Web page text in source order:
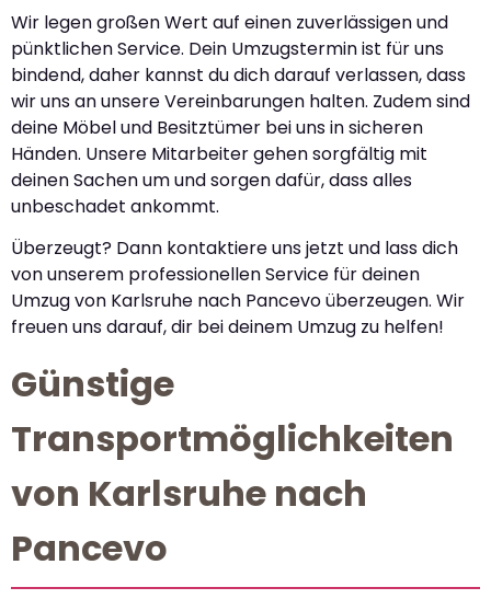
Wir legen großen Wert auf einen zuverlässigen und
pünktlichen Service. Dein Umzugstermin ist für uns
bindend, daher kannst du dich darauf verlassen, dass
wir uns an unsere Vereinbarungen halten. Zudem sind
deine Möbel und Besitztümer bei uns in sicheren
Händen. Unsere Mitarbeiter gehen sorgfältig mit
deinen Sachen um und sorgen dafür, dass alles
unbeschadet ankommt.
Überzeugt? Dann kontaktiere uns jetzt und lass dich
von unserem professionellen Service für deinen
Umzug von Karlsruhe nach Pancevo überzeugen. Wir
freuen uns darauf, dir bei deinem Umzug zu helfen!
Günstige
Transportmöglichkeiten
von Karlsruhe nach
Pancevo